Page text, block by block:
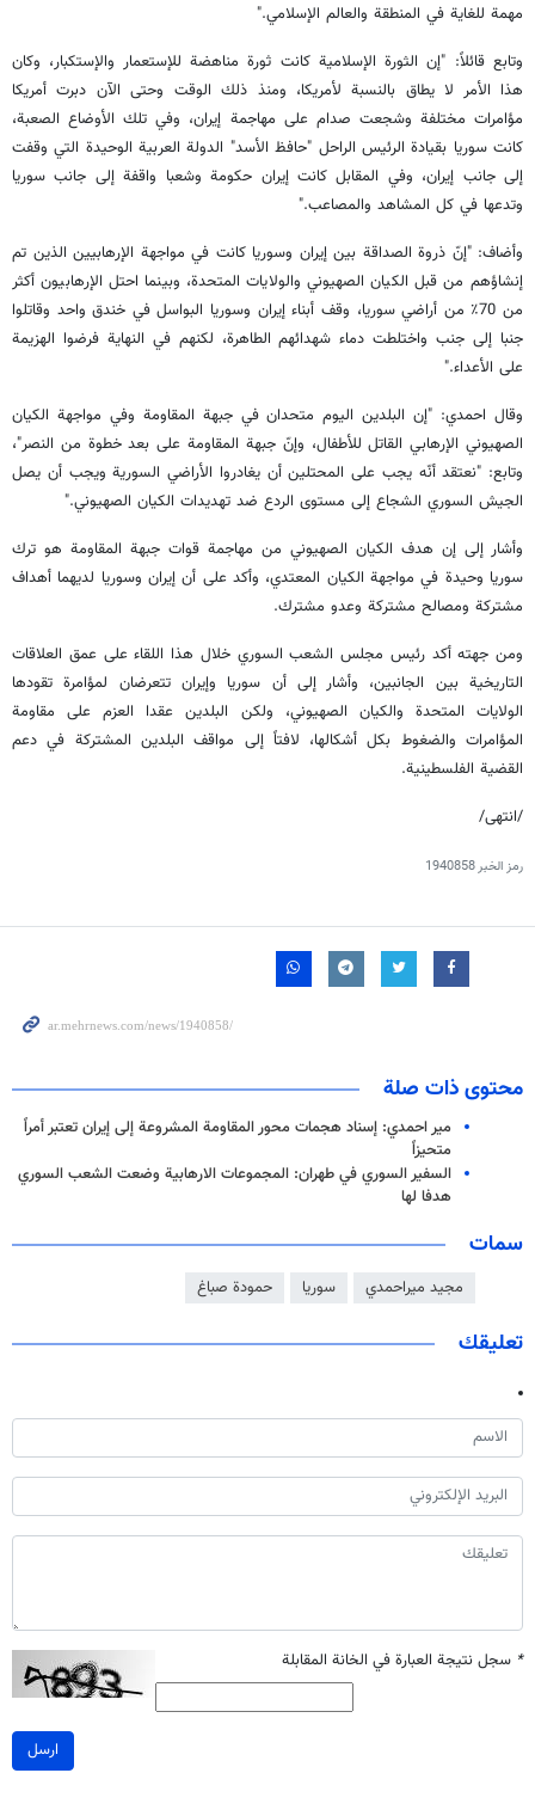
مهمة للغاية في المنطقة والعالم الإسلامي."
وتابع قائلاً: "إن الثورة الإسلامية كانت ثورة مناهضة للإستعمار والإستكبار، وكان
هذا الأمر لا يطاق بالنسبة لأمريكا، ومنذ ذلك الوقت وحتى الآن دبرت أمريكا
مؤامرات مختلفة وشجعت صدام على مهاجمة إيران، وفي تلك الأوضاع الصعبة،
كانت سوريا بقيادة الرئيس الراحل "حافظ الأسد" الدولة العربية الوحيدة التي وقفت
إلى جانب إيران، وفي المقابل كانت إيران حكومة وشعبا واقفة إلى جانب سوريا
وتدعها في كل المشاهد والمصاعب."
وأضاف: "إنّ ذروة الصداقة بين إيران وسوريا كانت في مواجهة الإرهابيين الذين تم
إنشاؤهم من قبل الكيان الصهيوني والولايات المتحدة، وبينما احتل الإرهابيون أكثر
من 70٪ من أراضي سوريا، وقف أبناء إيران وسوريا البواسل في خندق واحد وقاتلوا
جنبا إلى جنب واختلطت دماء شهدائهم الطاهرة، لكنهم في النهاية فرضوا الهزيمة
على الأعداء."
وقال احمدي: "إن البلدين اليوم متحدان في جبهة المقاومة وفي مواجهة الكيان
الصهيوني الإرهابي القاتل للأطفال، وإنّ جبهة المقاومة على بعد خطوة من النصر"،
وتابع: "نعتقد أنّه يجب على المحتلين أن يغادروا الأراضي السورية ويجب أن يصل
الجيش السوري الشجاع إلى مستوى الردع ضد تهديدات الكيان الصهيوني."
وأشار إلى إن هدف الكيان الصهيوني من مهاجمة قوات جبهة المقاومة هو ترك
سوريا وحيدة في مواجهة الكيان المعتدي، وأكد على أن إيران وسوريا لديهما أهداف
مشتركة ومصالح مشتركة وعدو مشترك.
ومن جهته أكد رئيس مجلس الشعب السوري خلال هذا اللقاء على عمق العلاقات
التاريخية بين الجانبين، وأشار إلى أن سوريا وإيران تتعرضان لمؤامرة تقودها
الولايات المتحدة والكيان الصهيوني، ولكن البلدين عقدا العزم على مقاومة
المؤامرات والضغوط بكل أشكالها، لافتاً إلى مواقف البلدين المشتركة في دعم
القضية الفلسطينية.
/انتهى/
رمز الخبر1940858
محتوى ذات صلة
مير احمدي: إسناد هجمات محور المقاومة المشروعة إلى إيران تعتبر أمراً
متحيزاً
السفير السوري في طهران: المجموعات الارهابية وضعت الشعب السوري
هدفا لها
سمات
مجيد ميراحمدي سوريا حمودة صباغ
تعليقك
* سجل نتيجة العبارة في الخانة المقابلة
ارسل